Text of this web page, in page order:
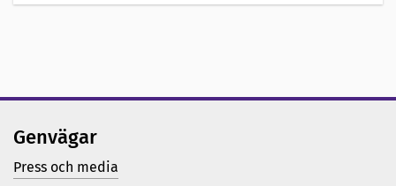
Genvägar
Press och media